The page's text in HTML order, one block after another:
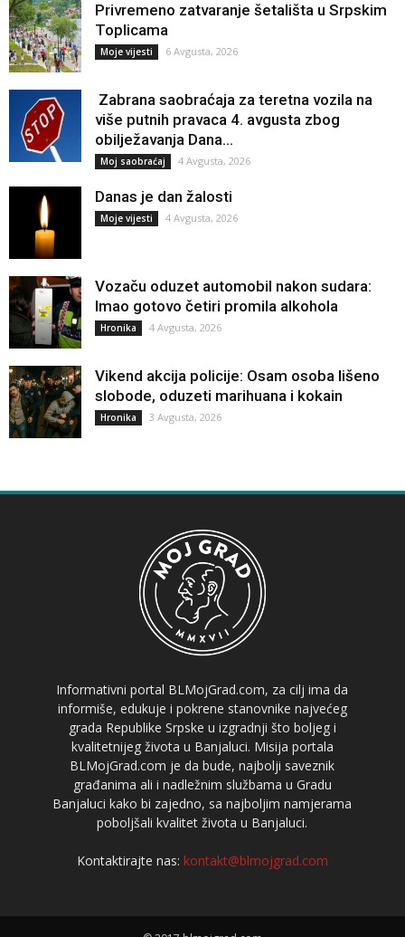
Privremeno zatvaranje šetališta u Srpskim
Toplicama
Moje vijesti 6 Avgusta, 2026
Zabrana saobraćaja za teretna vozila na
više putnih pravaca 4. avgusta zbog
obilježavanja Dana...
Moj saobraćaj 4 Avgusta, 2026
Danas je dan žalosti
Moje vijesti 4 Avgusta, 2026
Vozaču oduzet automobil nakon sudara:
Imao gotovo četiri promila alkohola
Hronika 4 Avgusta, 2026
Vikend akcija policije: Osam osoba lišeno
slobode, oduzeti marihuana i kokain
Hronika 3 Avgusta, 2026
Informativni portal BLMojGrad.com, za cilj ima da
informiše, edukuje i pokrene stanovnike najvećeg
grada Republike Srpske u izgradnji što boljeg i
kvalitetnijeg života u Banjaluci. Misija portala
BLMojGrad.com je da bude, najbolji saveznik
građanima ali i nadležnim službama u Gradu
Banjaluci kako bi zajedno, sa najboljim namjerama
poboljšali kvalitet života u Banjaluci.
Kontaktirajte nas: kontakt@blmojgrad.com